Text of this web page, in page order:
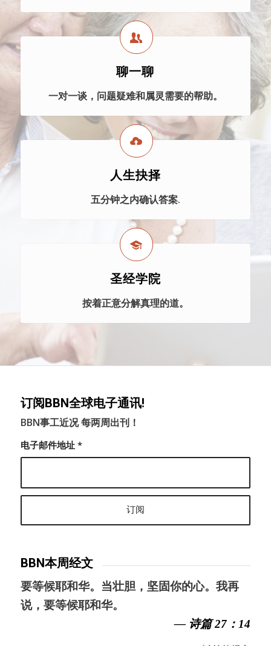
聊一聊
一对一谈，问题疑难和属灵需要的帮助。
人生抉择
五分钟之内确认答案.
圣经学院
按着正意分解真理的道。
订阅BBN全球电子通讯!
BBN事工近况 每两周出刊！
电子邮件地址 *
BBN本周经文
要等候耶和华。当壮胆，坚固你的心。我再
说，要等候耶和华。
— 诗篇 27：14